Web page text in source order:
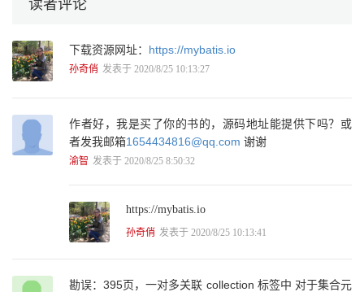
5.1.4 jdbcConnection标签 99
5.1.6 javaModelGenerator标签 101
5.1.7 sqlMapGenerator标签 102
5.1.8 javaClientGenerator标签 103
5.3 运行MyBatis Generator 111
5.3.1 使用Java编写代码运行 111
5.3.2 从命令提示符运行 113
5.4 Example介绍 119
5.5 本章小结 124
第6章 MyBatis高级查询 125
6.1.1 一对一映射 126
读者评论
下载资源网址： https://mybatis.io
孙奇俏 发表于 2020/8/25 10:13:27
作者好，我是买了你的书的，源码地址能提供下吗？或
者发我邮箱1654434816@qq.com 谢谢
渝智 发表于 2020/8/25 8:50:32
https://mybatis.io
孙奇俏 发表于 2020/8/25 10:13:41
勘误：395页，一对多关联 collection 标签中 对于集合元